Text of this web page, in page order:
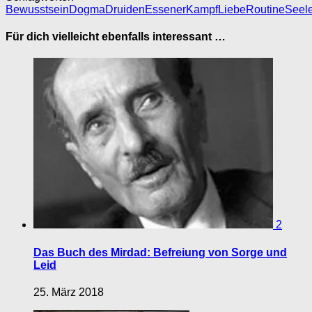
BewusstseinDogmaDruidenEssenerKampfLiebeRoutine
Für dich vielleicht ebenfalls interessant …
2
Das Buch des Mirdad: Befreiung von Sorge und
Leid
25. März 2018